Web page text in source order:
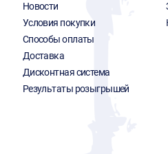
Новости
Условия покупки
Способы оплаты
Доставка
Дисконтная система
Результаты розыгрышей